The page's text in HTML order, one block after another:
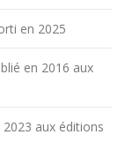
en 2025
en 2016 aux
aux éditions